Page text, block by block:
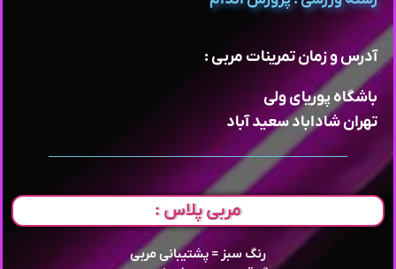
آدرس و زمان تمرینات مربی :
باشگاه پوریای ولی
تهران شاداباد سعید آباد
مربی پلاس :
رنگ سبز = پشتیبانی مربی